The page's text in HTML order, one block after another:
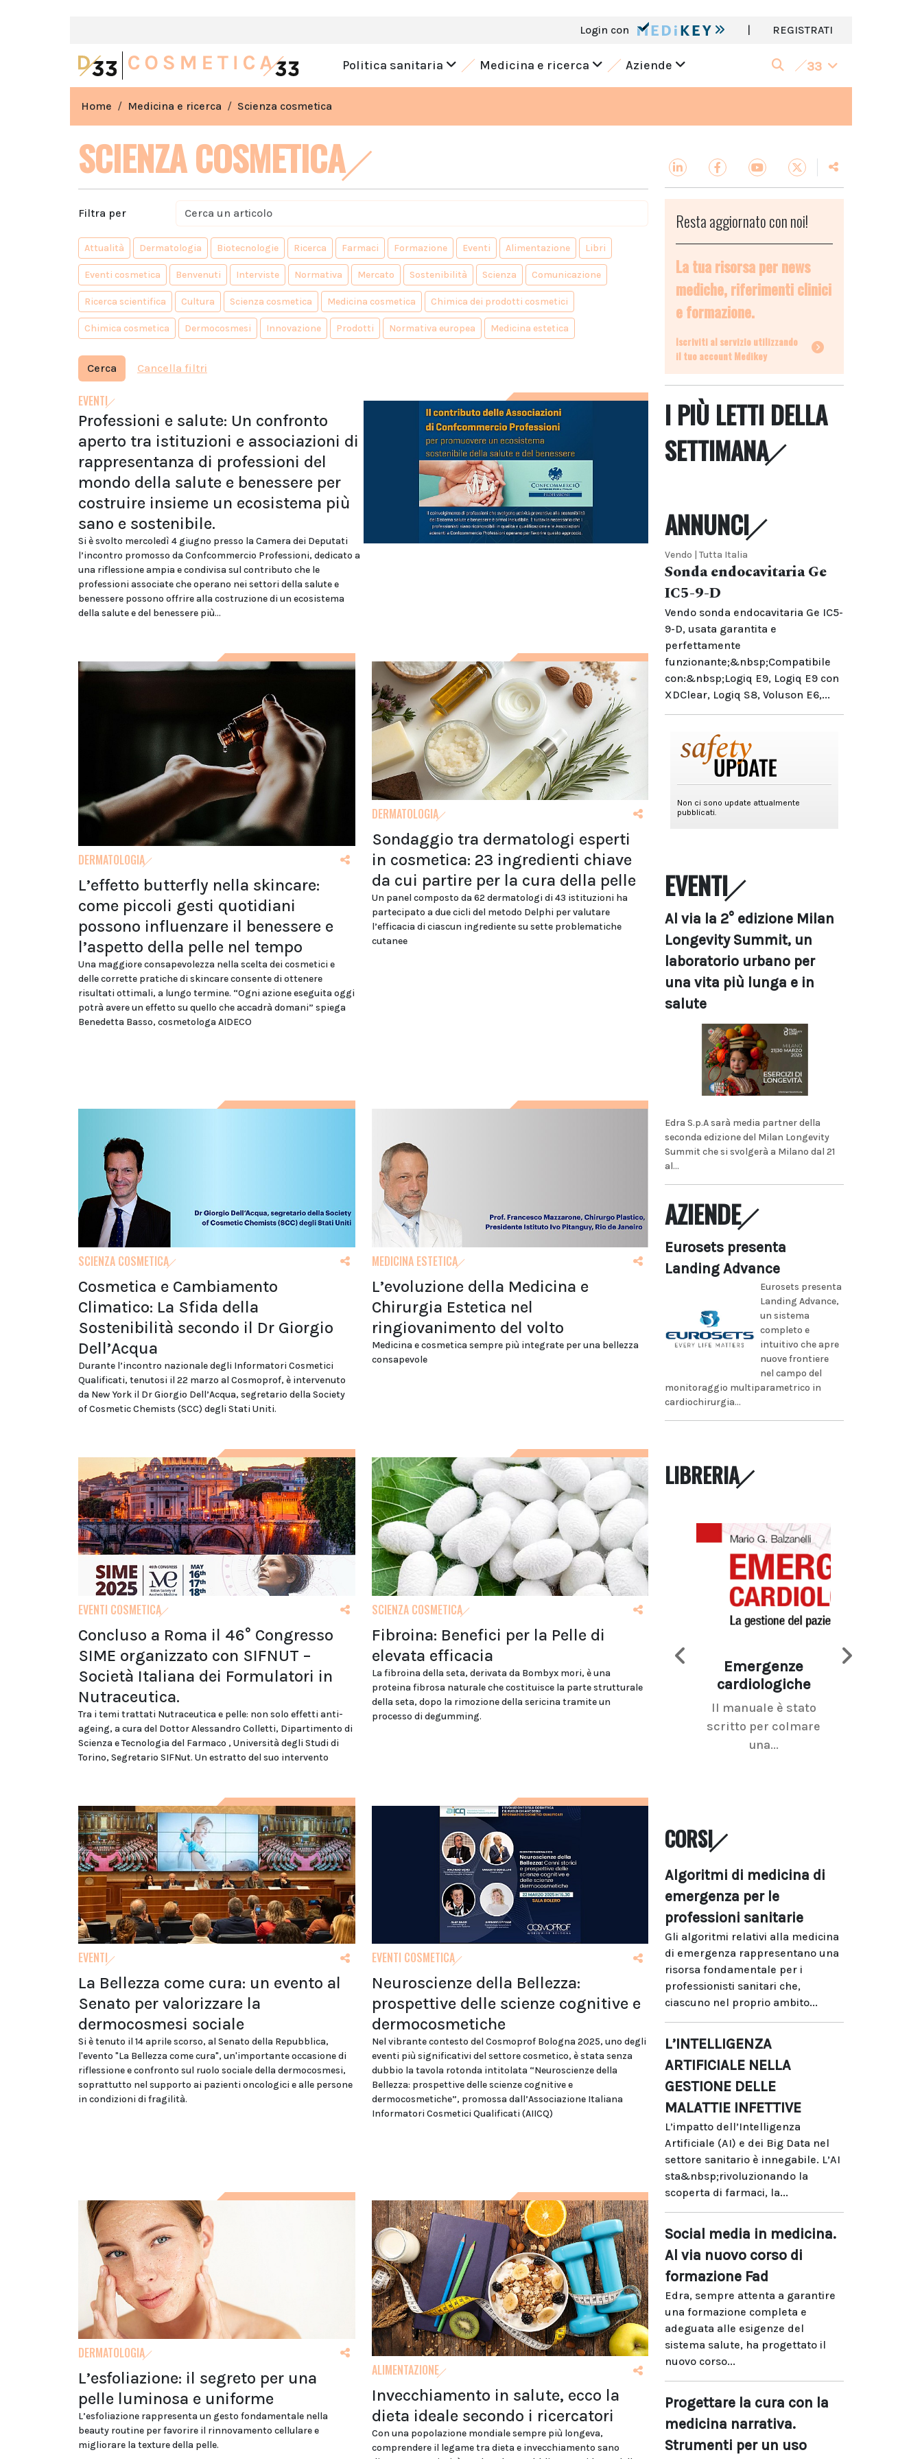
Login con | REGISTRATI
Politica sanitaria Medicina e ricerca Aziende 33
Home Medicina e ricerca Scienza cosmetica
SCIENZA COSMETICA
Filtra per
Attualità Dermatologia Biotecnologie Ricerca Farmaci Formazione Eventi Alimentazione Libri
Eventi cosmetica Benvenuti Interviste Normativa Mercato Sostenibilità Scienza Comunicazione
Ricerca scientifica Cultura Scienza cosmetica Medicina cosmetica Chimica dei prodotti cosmetici
Chimica cosmetica Dermocosmesi Innovazione Prodotti Normativa europea Medicina estetica
Cerca Cancella filtri
EVENTI
Professioni e salute: Un confronto
aperto tra istituzioni e associazioni di
rappresentanza di professioni del
mondo della salute e benessere per
costruire insieme un ecosistema più
sano e sostenibile.
Si è svolto mercoledì 4 giugno presso la Camera dei Deputati
l’incontro promosso da Confcommercio Professioni, dedicato a
una riflessione ampia e condivisa sul contributo che le
professioni associate che operano nei settori della salute e
benessere possono offrire alla costruzione di un ecosistema
della salute e del benessere più...
DERMATOLOGIA
L’effetto butterfly nella skincare:
come piccoli gesti quotidiani
possono influenzare il benessere e
l’aspetto della pelle nel tempo
Una maggiore consapevolezza nella scelta dei cosmetici e
delle corrette pratiche di skincare consente di ottenere
risultati ottimali, a lungo termine. “Ogni azione eseguita oggi
potrà avere un effetto su quello che accadrà domani” spiega
Benedetta Basso, cosmetologa AIDECO
DERMATOLOGIA
Sondaggio tra dermatologi esperti
in cosmetica: 23 ingredienti chiave
da cui partire per la cura della pelle
Un panel composto da 62 dermatologi di 43 istituzioni ha
partecipato a due cicli del metodo Delphi per valutare
l’efficacia di ciascun ingrediente su sette problematiche
cutanee
SCIENZA COSMETICA
Cosmetica e Cambiamento
Climatico: La Sfida della
Sostenibilità secondo il Dr Giorgio
Dell’Acqua
Durante l’incontro nazionale degli Informatori Cosmetici
Qualificati, tenutosi il 22 marzo al Cosmoprof, è intervenuto
da New York il Dr Giorgio Dell’Acqua, segretario della Society
of Cosmetic Chemists (SCC) degli Stati Uniti.
MEDICINA ESTETICA
L’evoluzione della Medicina e
Chirurgia Estetica nel
ringiovanimento del volto
Medicina e cosmetica sempre più integrate per una bellezza
consapevole
EVENTI COSMETICA
Concluso a Roma il 46° Congresso
SIME organizzato con SIFNUT –
Società Italiana dei Formulatori in
Nutraceutica.
Tra i temi trattati Nutraceutica e pelle: non solo effetti anti-
ageing, a cura del Dottor Alessandro Colletti, Dipartimento di
Scienza e Tecnologia del Farmaco , Università degli Studi di
Torino, Segretario SIFNut. Un estratto del suo intervento
SCIENZA COSMETICA
Fibroina: Benefici per la Pelle di
elevata efficacia
La fibroina della seta, derivata da Bombyx mori, è una
proteina fibrosa naturale che costituisce la parte strutturale
della seta, dopo la rimozione della sericina tramite un
processo di degumming.
EVENTI
La Bellezza come cura: un evento al
Senato per valorizzare la
dermocosmesi sociale
Si è tenuto il 14 aprile scorso, al Senato della Repubblica,
l'evento "La Bellezza come cura", un'importante occasione di
riflessione e confronto sul ruolo sociale della dermocosmesi,
soprattutto nel supporto ai pazienti oncologici e alle persone
in condizioni di fragilità.
EVENTI COSMETICA
Neuroscienze della Bellezza:
prospettive delle scienze cognitive e
dermocosmetiche
Nel vibrante contesto del Cosmoprof Bologna 2025, uno degli
eventi più significativi del settore cosmetico, è stata senza
dubbio la tavola rotonda intitolata “Neuroscienze della
Bellezza: prospettive delle scienze cognitive e
dermocosmetiche”, promossa dall’Associazione Italiana
Informatori Cosmetici Qualificati (AIICQ)
DERMATOLOGIA
L’esfoliazione: il segreto per una
pelle luminosa e uniforme
L’esfoliazione rappresenta un gesto fondamentale nella
beauty routine per favorire il rinnovamento cellulare e
migliorare la texture della pelle.
ALIMENTAZIONE
Invecchiamento in salute, ecco la
dieta ideale secondo i ricercatori
Con una popolazione mondiale sempre più longeva,
comprendere il legame tra dieta e invecchiamento sano
Resta aggiornato con noi!
La tua risorsa per news
mediche, riferimenti clinici
e formazione.
Iscriviti al servizio utilizzando
il tuo account Medikey
I PIÙ LETTI DELLA
SETTIMANA
ANNUNCI
Vendo | Tutta Italia
Sonda endocavitaria Ge
IC5-9-D
Vendo sonda endocavitaria Ge IC5-
9-D, usata garantita e
perfettamente
funzionante;&nbsp;Compatibile
con:&nbsp;Logiq E9, Logiq E9 con
XDClear, Logiq S8, Voluson E6,...
EVENTI
Al via la 2° edizione Milan
Longevity Summit, un
laboratorio urbano per
una vita più lunga e in
salute
Edra S.p.A sarà media partner della
seconda edizione del Milan Longevity
Summit che si svolgerà a Milano dal 21
al...
AZIENDE
Eurosets presenta
Landing Advance
Eurosets presenta
Landing Advance,
un sistema
completo e
intuitivo che apre
nuove frontiere
nel campo del
monitoraggio multiparametrico in
cardiochirurgia...
LIBRERIA
Emergenze
cardiologiche
Il manuale è stato
scritto per colmare
una...
CORSI
Algoritmi di medicina di
emergenza per le
professioni sanitarie
Gli algoritmi relativi alla medicina
di emergenza rappresentano una
risorsa fondamentale per i
professionisti sanitari che,
ciascuno nel proprio ambito...
L’INTELLIGENZA
ARTIFICIALE NELLA
GESTIONE DELLE
MALATTIE INFETTIVE
L’impatto dell’Intelligenza
Artificiale (AI) e dei Big Data nel
settore sanitario è innegabile. L’AI
sta&nbsp;rivoluzionando la
scoperta di farmaci, la...
Social media in medicina.
Al via nuovo corso di
formazione Fad
Edra, sempre attenta a garantire
una formazione completa e
adeguata alle esigenze del
sistema salute, ha progettato il
nuovo corso...
Progettare la cura con la
medicina narrativa.
Strumenti per un uso